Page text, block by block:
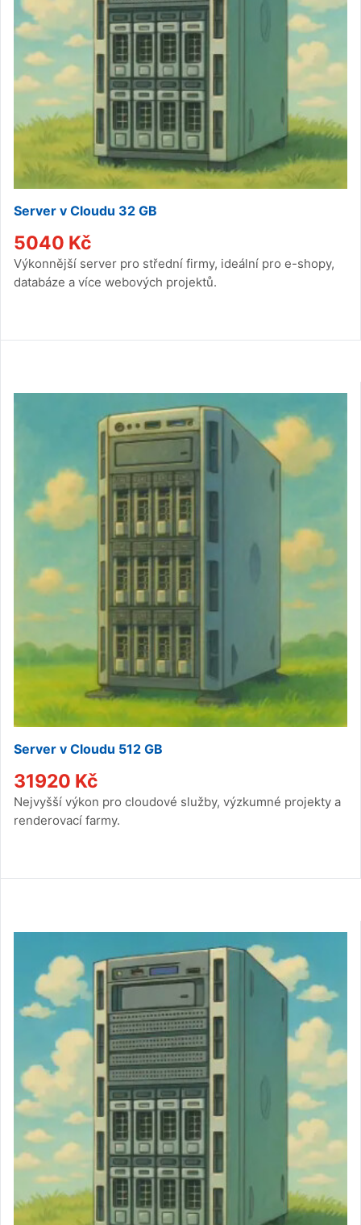
Server v Cloudu 32 GB
5040 Kč
Výkonnější server pro střední firmy, ideální pro e-shopy,
databáze a více webových projektů.
Server v Cloudu 512 GB
31920 Kč
Nejvyšší výkon pro cloudové služby, výzkumné projekty a
renderovací farmy.